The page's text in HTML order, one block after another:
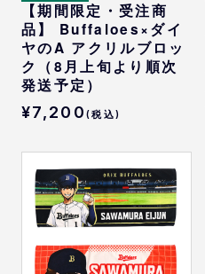
【期間限定・受注商
品】 Buffaloes×ダイ
ヤのA アクリルブロッ
ク（8月上旬より順次
発送予定）
¥7,200 (税込)